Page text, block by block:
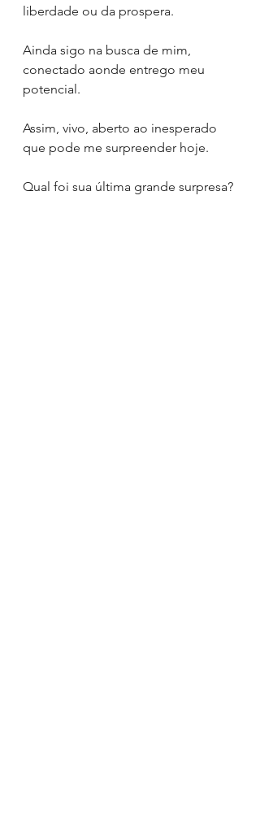
liberdade ou da prospera.
Ainda sigo na busca de mim,
conectado aonde entrego meu
potencial.
Assim, vivo, aberto ao inesperado
que pode me surpreender hoje.
Qual foi sua última grande surpresa?